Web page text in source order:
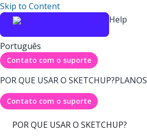
Skip to Content
Help
Português
Contato com o suporte
POR QUE USAR O SKETCHUP?PLANOS
Contato com o suporte
POR QUE USAR O SKETCHUP?